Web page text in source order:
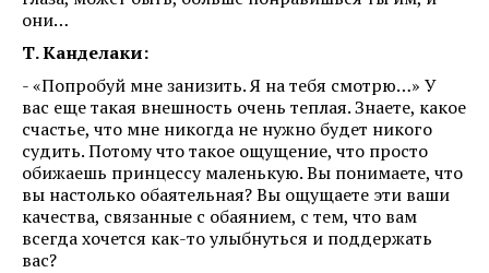
они…
Т. Канделаки:
- «Попробуй мне занизить. Я на тебя смотрю…» У
вас еще такая внешность очень теплая. Знаете, какое
счастье, что мне никогда не нужно будет никого
судить. Потому что такое ощущение, что просто
обижаешь принцессу маленькую. Вы понимаете, что
вы настолько обаятельная? Вы ощущаете эти ваши
качества, связанные с обаянием, с тем, что вам
всегда хочется как-то улыбнуться и поддержать
вас?